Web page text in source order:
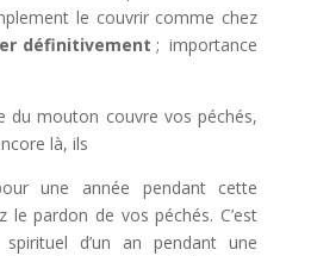
le couvrir comme chez
définitivement ; importance
du mouton couvre vos péchés,
là, ils
une année pendant cette
le pardon de vos péchés. C’est
d’un an pendant une